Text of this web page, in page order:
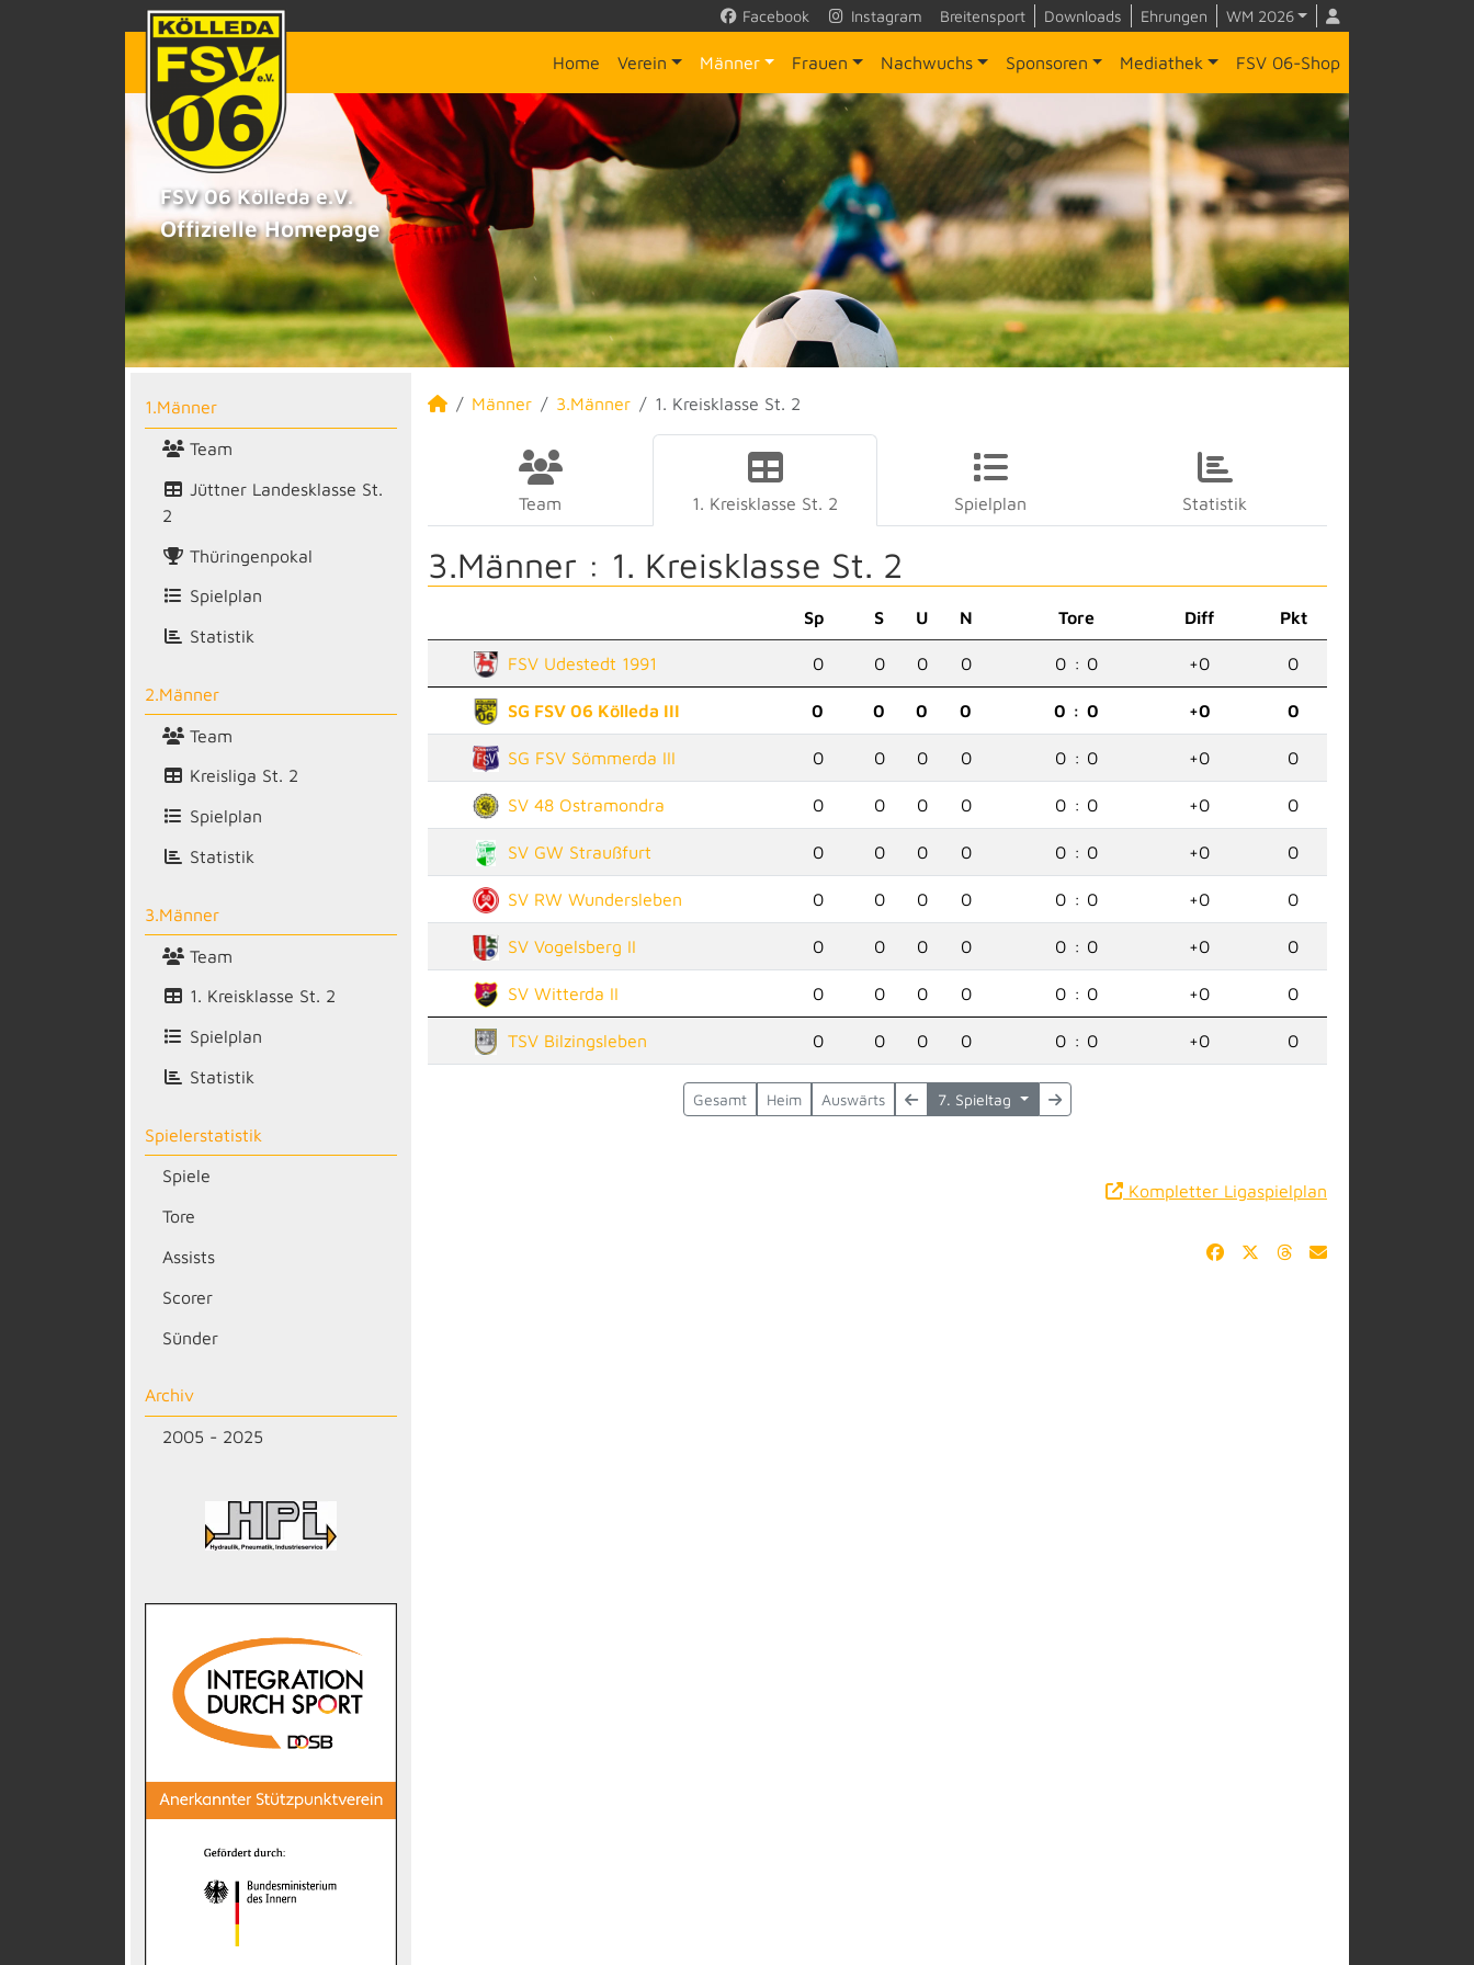
Facebook Instagram Breitensport Downloads Ehrungen WM 2026
Home Verein Männer Frauen Nachwuchs Sponsoren Mediathek FSV 06-Shop
FSV 06 Kölleda e.V.
Offizielle Homepage
1.Männer
Team
Jüttner Landesklasse St.
2
Thüringenpokal
Spielplan
Statistik
2.Männer
Team
Kreisliga St. 2
Spielplan
Statistik
3.Männer
Team
1. Kreisklasse St. 2
Spielplan
Statistik
Spielerstatistik
Spiele
Tore
Assists
Scorer
Sünder
Archiv
2005 - 2025
Männer 3.Männer 1. Kreisklasse St. 2
Team 1. Kreisklasse St. 2 Spielplan Statistik
3.Männer : 1. Kreisklasse St. 2
Sp S U N Tore Diff Pkt
FSV Udestedt 1991 0 0 0 0 0 : 0 +0 0
SG FSV 06 Kölleda III 0 0 0 0 0 : 0 +0 0
SG FSV Sömmerda III 0 0 0 0 0 : 0 +0 0
SV 48 Ostramondra 0 0 0 0 0 : 0 +0 0
SV GW Straußfurt 0 0 0 0 0 : 0 +0 0
SV RW Wundersleben 0 0 0 0 0 : 0 +0 0
SV Vogelsberg II 0 0 0 0 0 : 0 +0 0
SV Witterda II 0 0 0 0 0 : 0 +0 0
TSV Bilzingsleben 0 0 0 0 0 : 0 +0 0
Gesamt Heim Auswärts 7. Spieltag
Kompletter Ligaspielplan